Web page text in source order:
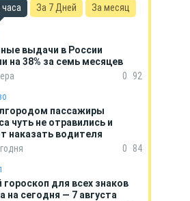
За 7 Дней За месяц
выдачи в России
на 38% за семь месяцев
0
92
пассажиры
чуть не отравились и
наказать водителя
0
84
для всех знаков
на сегодня — 7 августа